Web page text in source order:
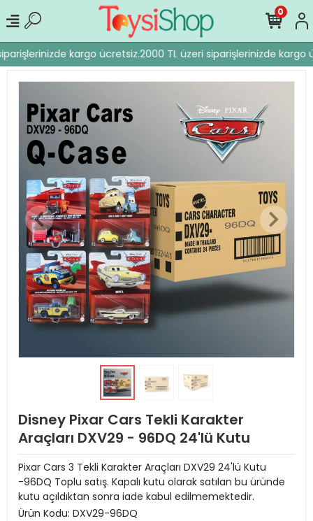
kargo ücretsiz.2000 TL üzeri siparişlerinizde kargo
0
Disney Pixar Cars Tekli Karakter
Araçları DXV29 - 96DQ 24'lü Kutu
Pixar Cars 3 Tekli Karakter Araçları DXV29 24'lü Kutu
-96DQ Toplu satış. Kapalı kutu olarak satılan bu üründe
kutu açıldıktan sonra iade kabul edilmemektedir.
Ürün Kodu: DXV29-96DQ